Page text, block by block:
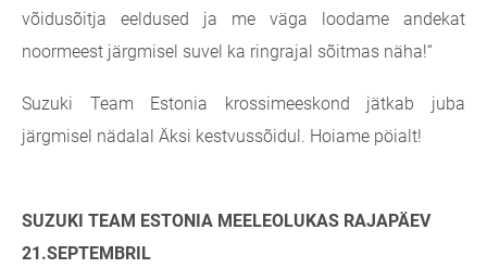
võidusõitja eeldused ja me väga loodame andekat
noormeest järgmisel suvel ka ringrajal sõitmas näha!“
Suzuki Team Estonia krossimeeskond jätkab juba
järgmisel nädalal Äksi kestvussõidul. Hoiame pöialt!
SUZUKI TEAM ESTONIA MEELEOLUKAS RAJAPÄEV
21.SEPTEMBRIL